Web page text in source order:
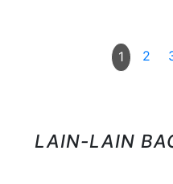
1 2
LAIN-LAIN